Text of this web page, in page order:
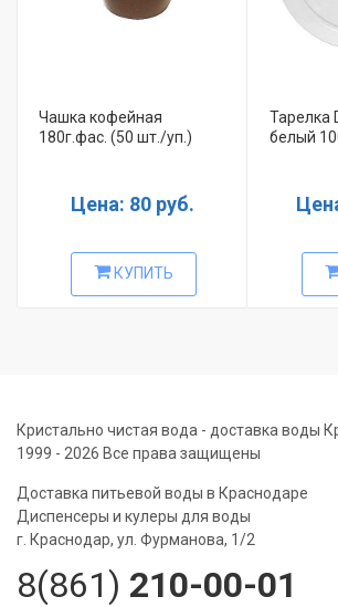
Чашка кофейная
180г.фас. (50 шт./уп.)
Цена: 80 руб.
КУПИТЬ
Тарелка
белый
Кристально чистая вода - доставка воды
1999 - 2026 Все права защищены
Доставка питьевой воды в Краснодаре
Диспенсеры и кулеры для воды
г. Краснодар, ул. Фурманова, 1/2
8(861) 210-00-01